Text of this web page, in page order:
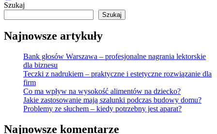
Szukaj
Szukaj
Najnowsze artykuły
Bank głosów Warszawa – profesjonalne nagrania lektorskie
dla biznesu
Teczki z nadrukiem – praktyczne i estetyczne rozwiązanie dla
firm
Co ma wpływ na wysokość alimentów na dziecko?
Jakie zastosowanie mają szalunki podczas budowy domu?
Problemy ze słuchem – kiedy potrzebny jest aparat?
Najnowsze komentarze